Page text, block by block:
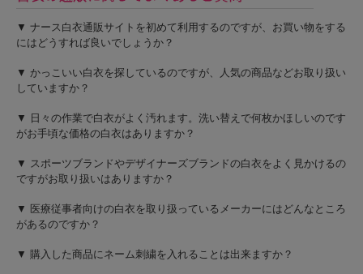
▼ ナース白衣通販サイトを初めて利用するのですが、お買い物をする
にはどうすれば良いでしょうか？
▼ かっこいい白衣を探しているのですが、人気の商品などお取り扱い
していますか？
▼ 日々の作業で白衣がよく汚れます。洗い替えで何枚かほしいのです
がお手頃な価格の白衣はありますか？
▼ スポーツブランドやデザイナーズブランドの白衣をよく見かけるの
ですがお取り扱いはありますか？
▼ 医療従事者向けの白衣を取り扱っているメーカーにはどんなところ
があるのですか？
▼ 購入した商品にネーム刺繍を入れることは出来ますか？